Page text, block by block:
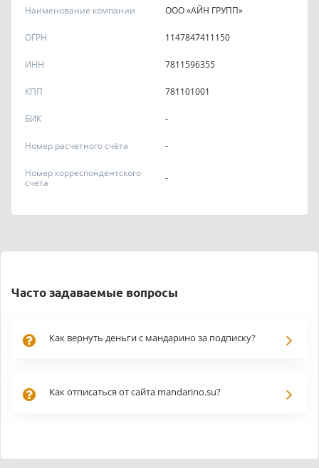
Наименование компании ООО «АЙН ГРУПП»
ОГРН 1147847411150
ИНН 7811596355
КПП 781101001
БИК -
Номер расчетного счёта -
Номер корреспондентского
счета
-
Часто задаваемые вопросы
Как вернуть деньги с мандарино за подписку?
Как отписаться от сайта mandarino.su?